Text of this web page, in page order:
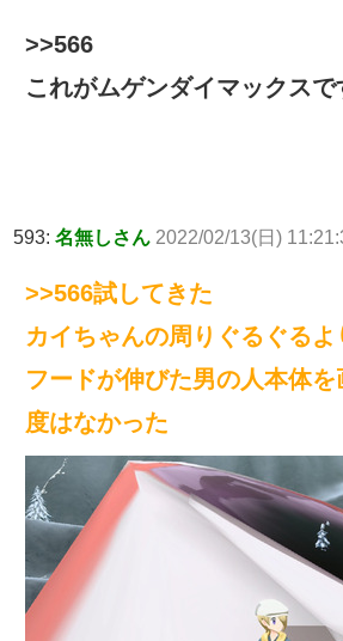
>>566
これがムゲンダイマックスで
593: 名無しさん 2022/02/13(日)
>>566試してきた
カイちゃんの周りぐるぐる
フードが伸びた男の人本体
度はなかった